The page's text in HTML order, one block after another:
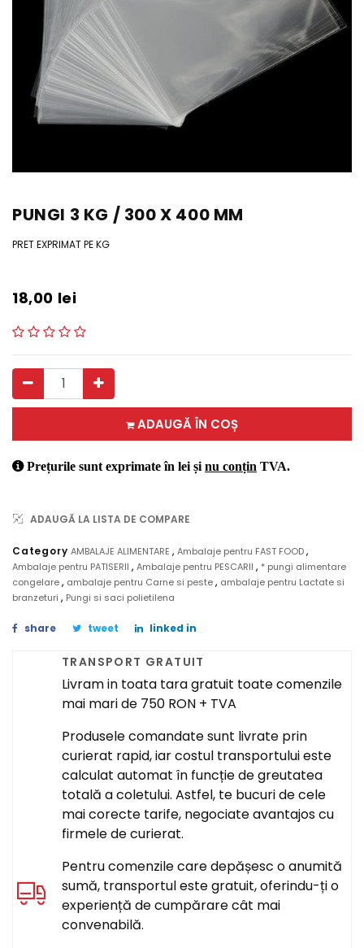
PUNGI 3 KG / 300 X 400 MM
PRET EXPRIMAT PE KG
18,00 lei
ADAUGĂ ÎN COȘ
Prețurile sunt exprimate în lei și nu conțin TVA.
ADAUGĂ LA LISTA DE COMPARE
CategoryAMBALAJE ALIMENTARE,Ambalaje pentru FAST FOOD,
Ambalaje pentru PATISERII , Ambalaje pentru PESCARII , * pungi alimentare
congelare, ambalaje pentru Carne si peste, ambalaje pentru Lactate si
branzeturi , Pungi si saci polietilena
share tweet linked in
TRANSPORT GRATUIT
Livram in toata tara gratuit toate comenzile
mai mari de 750 RON + TVA
Produsele comandate sunt livrate prin
curierat rapid, iar costul transportului este
calculat automat în funcție de greutatea
totală a coletului. Astfel, te bucuri de cele
mai corecte tarife, negociate avantajos cu
firmele de curierat.
Pentru comenzile care depășesc o anumită
sumă, transportul este gratuit, oferindu-ți o
experiență de cumpărare cât mai
convenabilă.